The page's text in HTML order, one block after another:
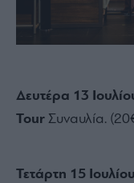
Δευτέρα 13
Tour Συναυλία.
Τετάρτη 15